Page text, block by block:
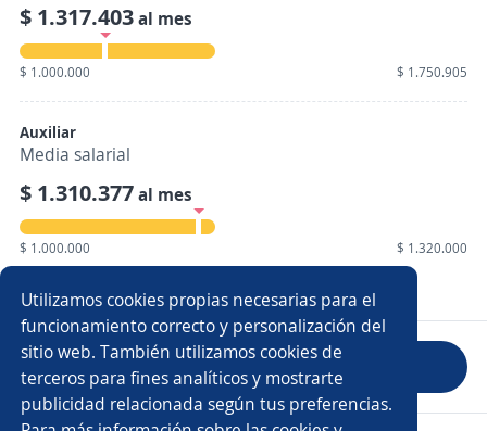
Utilizamos cookies propias necesarias para el
funcionamiento correcto y personalización del
sitio web. También utilizamos cookies de
terceros para fines analíticos y mostrarte
publicidad relacionada según tus preferencias.
$ 1.317.403al mes
$ 1.000.000 $ 1.750.905
Auxiliar
Media salarial
$ 1.310.377al mes
$ 1.000.000 $ 1.320.000
Mostrar 1.334 salarios
Evaluar empresa